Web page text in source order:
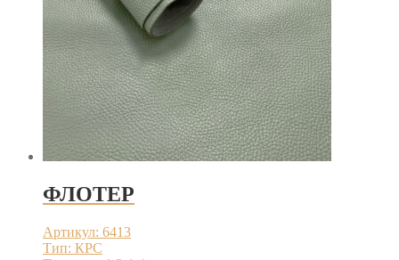
ФЛОТЕР
Артикул: 6413
Тип: КРС